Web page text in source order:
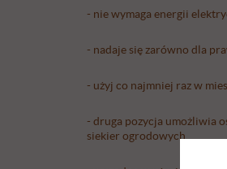
- nie wymaga energii
- nadaje się zarówno dla
- użyj co najmniej raz w
- druga pozycja umożliwia
siekier ogrodowych